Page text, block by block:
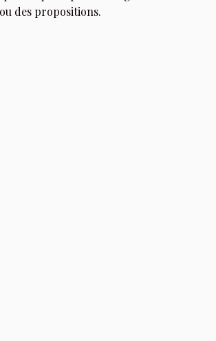
des propositions.